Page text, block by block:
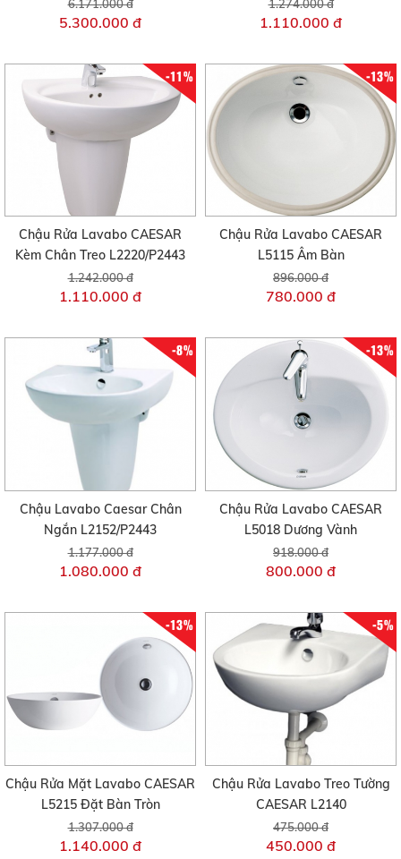
6.171.000 đ
5.300.000 đ
1.274.000 đ
1.110.000 đ
-11%
Chậu Rửa Lavabo CAESAR
Kèm Chân Treo L2220/P2443
1.242.000 đ
1.110.000 đ
-13%
Chậu Rửa Lavabo CAESAR
L5115 Âm Bàn
896.000 đ
780.000 đ
-8%
Chậu Lavabo Caesar Chân
Ngắn L2152/P2443
1.177.000 đ
1.080.000 đ
-13%
Chậu Rửa Lavabo CAESAR
L5018 Dương Vành
918.000 đ
800.000 đ
-13%
Chậu Rửa Mặt Lavabo CAESAR
L5215 Đặt Bàn Tròn
1.307.000 đ
1.140.000 đ
-5%
Chậu Rửa Lavabo Treo Tường
CAESAR L2140
475.000 đ
450.000 đ